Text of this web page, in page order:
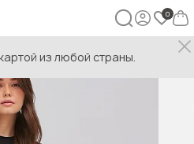
из любой страны.